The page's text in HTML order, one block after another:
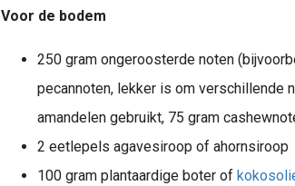
Voor de bodem
250 gram ongeroosterde noten
pecannoten, lekker is om verschillende
amandelen gebruikt, 75 gram
2 eetlepels agavesiroop of ahornsiroop
100 gram plantaardige boter of